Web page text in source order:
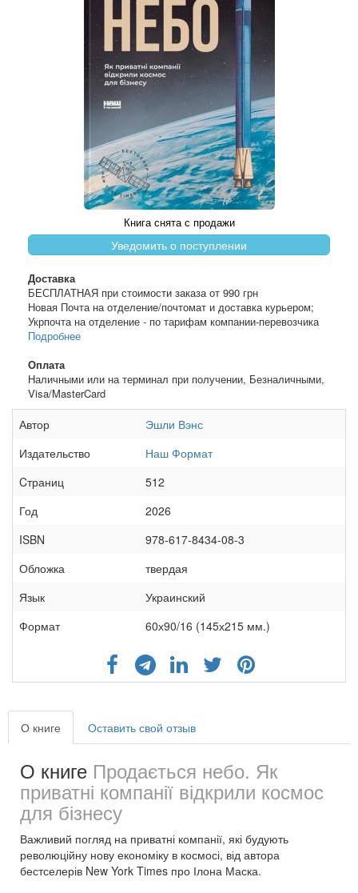
Книга снята с продажи
Уведомить о поступлении
Доставка
БЕСПЛАТНАЯ при стоимости заказа от 990 грн
Новая Почта на отделение/почтомат и доставка курьером;
Укрпочта на отделение - по тарифам компании-перевозчика
Подробнее
Оплата
Наличными или на терминал при получении, Безналичными,
Visa/MasterCard
Автор
Эшли Вэнс
Издательство
Наш Формат
Cтраниц
512
Год
2026
ISBN
978-617-8434-08-3
Обложка
твердая
Язык
Украинский
Формат
60х90/16 (145х215 мм.)
О книге Оставить свой отзыв
О книге Продається небо. Як
приватні компанії відкрили космос
для бізнесу
Важливий погляд на приватні компанії, які будують
революційну нову економіку в космосі, від автора
бестселерів New York Times про Ілона Маска.